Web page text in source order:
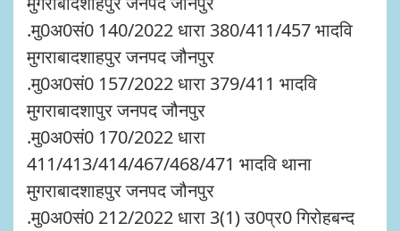
.मु0अ0सं0 140/2022 धारा 380/411/457 भादवि
मुगराबादशाहपुर जनपद जौनपुर
.मु0अ0सं0 157/2022 धारा 379/411 भादवि
मुगराबादशापुर जनपद जौनपुर
.मु0अ0सं0 170/2022 धारा
411/413/414/467/468/471 भादवि थाना
मुगराबादशाहपुर जनपद जौनपुर
.मु0अ0सं0 212/2022 धारा 3(1) उ0प्र0 गिरोहबन्द